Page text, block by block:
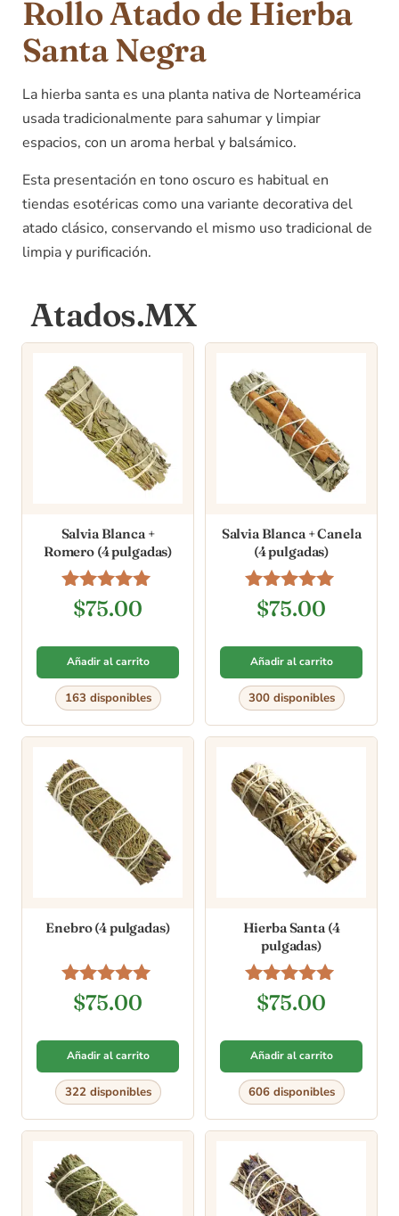
Rollo Atado de Hierba
Santa Negra
La hierba santa es una planta nativa de Norteamérica
usada tradicionalmente para sahumar y limpiar
espacios, con un aroma herbal y balsámico.
Esta presentación en tono oscuro es habitual en
tiendas esotéricas como una variante decorativa del
atado clásico, conservando el mismo uso tradicional de
limpia y purificación.
Atados.MX
Salvia Blanca +
Romero (4 pulgadas)
Valorado en
4.80
$75.00
Añadir al carrito
163 disponibles
Salvia Blanca + Canela
(4 pulgadas)
Valorado en
5.00
$75.00
Añadir al carrito
300 disponibles
Enebro (4 pulgadas)
Valorado en
5.00
$75.00
Añadir al carrito
322 disponibles
Hierba Santa (4
pulgadas)
Valorado en
5.00
$75.00
Añadir al carrito
606 disponibles